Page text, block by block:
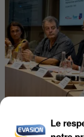
INCENDIES :
DE SOLIDARITÉ
Le